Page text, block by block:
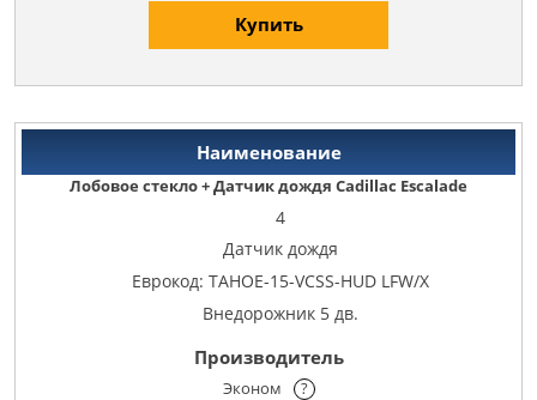
Купить
Лобовое стекло + Датчик дождя Cadillac Escalade
4
Датчик дождя
Еврокод: TAHOE-15-VCSS-HUD LFW/X
Внедорожник 5 дв.
Эконом ?